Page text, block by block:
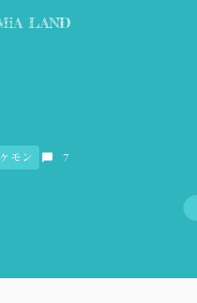
LAND
モン 7